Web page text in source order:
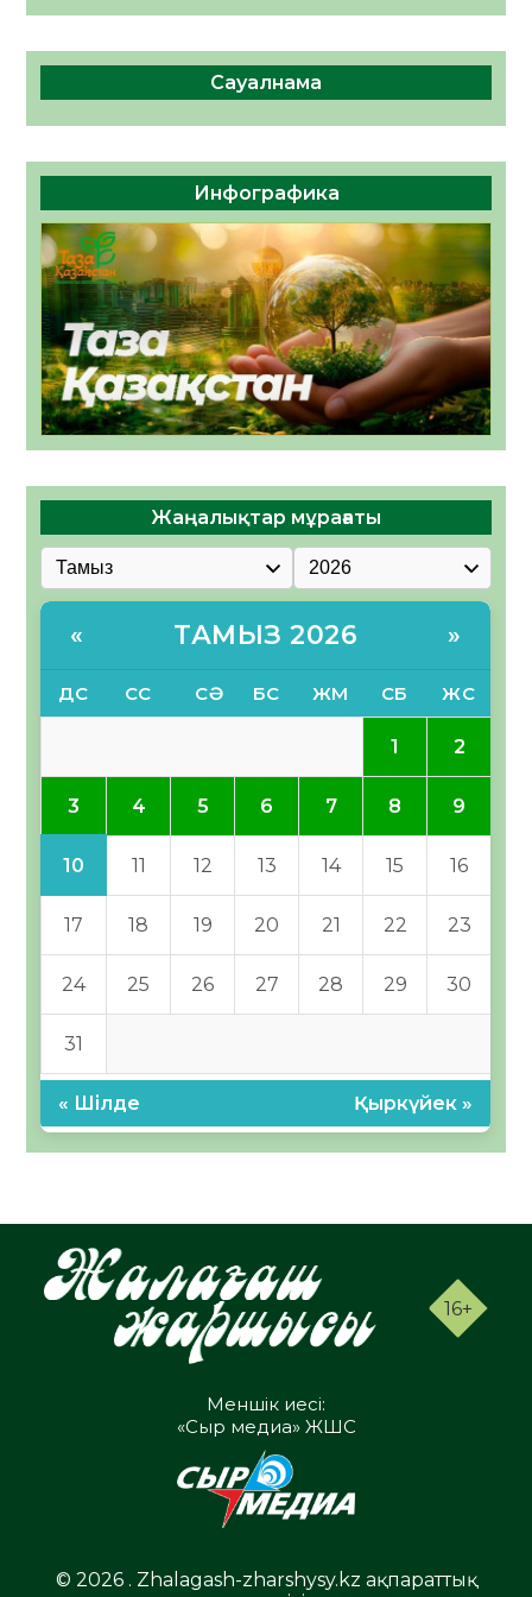
Сауалнама
Инфографика
Жаңалықтар мұрағаты
« ТАМЫЗ 2026 »
ДС СС СӘ БС ЖМ СБ ЖС
1 2
3 4 5 6 7 8 9
10 11 12 13 14 15 16
17 18 19 20 21 22 23
24 25 26 27 28 29 30
31
« Шілде Қыркүйек »
16+
Меншік иесі:
«Сыр медиа» ЖШС
© 2026 . Zhalagash-zharshysy.kz ақпараттық